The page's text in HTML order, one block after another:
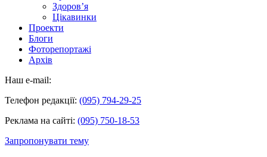
Здоров’я
Цікавинки
Проекти
Блоги
Фоторепортажі
Архів
Наш e-mail:
Телефон редакції: (095) 794-29-25
Реклама на сайті: (095) 750-18-53
Запропонувати тему